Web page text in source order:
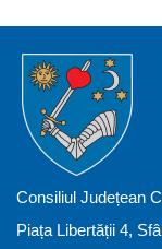
Consiliul Județean
Piața Libertății 4,